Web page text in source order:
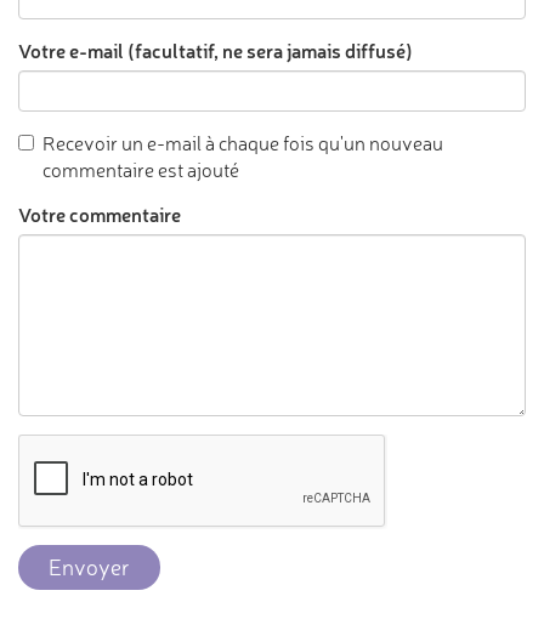
Votre e-mail (facultatif, ne sera jamais diffusé)
Recevoir un e-mail à chaque fois qu'un nouveau
commentaire est ajouté
Votre commentaire
Envoyer